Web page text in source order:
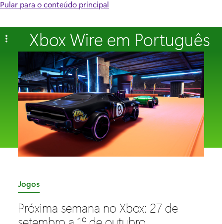
Pular para o conteúdo principal
Xbox Wire em Português
C
t
Jogos
Próxima semana no Xbox: 27 de